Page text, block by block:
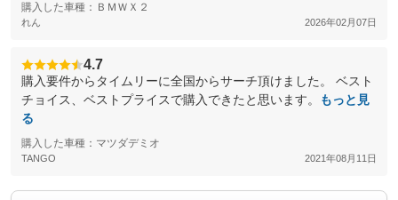
購入した車種：ＢＭＷＸ２
れん 2026年02月07日
4.7
購入要件からタイムリーに全国からサーチ頂けました。 ベスト
チョイス、ベストプライスで購入できたと思います。
もっと見
る
購入した車種：マツダデミオ
TANGO 2021年08月11日